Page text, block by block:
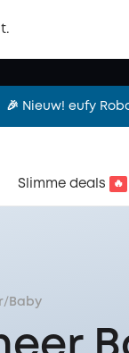
deurbellen,
🎉 Nieuw! eufy
Slimme deals 🔥
/ Baby